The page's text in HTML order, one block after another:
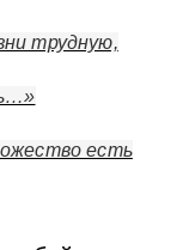
трудную,
есть